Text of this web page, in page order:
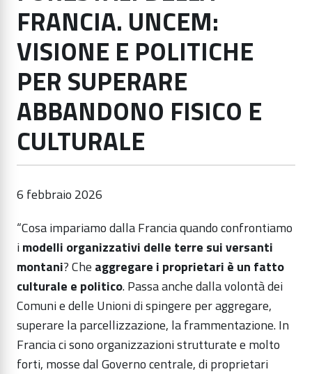
FRANCIA. UNCEM:
VISIONE E POLITICHE
PER SUPERARE
ABBANDONO FISICO E
CULTURALE
6 febbraio 2026
“Cosa impariamo dalla Francia quando confrontiamo
imodelli organizzativi delle terre sui versanti
montani? Che aggregare i proprietari è un fatto
culturale e politico. Passa anche dalla volontà dei
Comuni e delle Unioni di spingere per aggregare,
superare la parcellizzazione, la frammentazione. In
Francia ci sono organizzazioni strutturate e molto
forti, mosse dal Governo centrale, di proprietari